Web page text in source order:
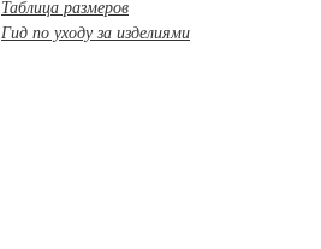
Таблица размеров
Гид по уходу за изделиями